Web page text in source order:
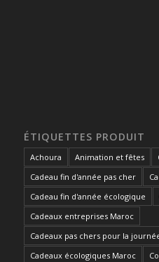
ÉTIQUETTES PRODUIT
Achoura Animation et fêtes
Cadeau fin d'année pas cher
Cadeau fin d'année écologique
Cadeaux entreprises Maroc
Cadeaux pas chers pour la
Cadeaux écologiques Maroc